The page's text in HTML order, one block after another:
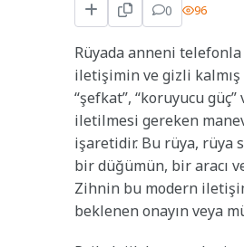
0 96
Rüyada anneni
iletişimin ve gizli
“şefkat”, “koruyucu
iletilmesi gereken
işaretidir. Bu rüya, rüya
bir düğümün, bir aracı
Zihnin bu modern
beklenen onayın veya